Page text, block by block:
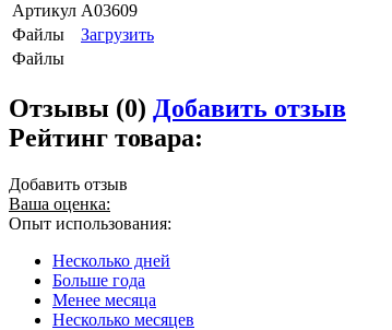
Артикул A03609
Файлы
Загрузить
Файлы
Отзывы (0) Добавить отзыв
Рейтинг товара:
Добавить отзыв
Ваша оценка:
Опыт использования:
Несколько дней
Больше года
Менее месяца
Несколько месяцев